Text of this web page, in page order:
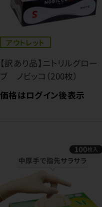
アウトレット
【訳あり品】ニトリルグロー
ブ ノビッコ（200枚）
価格はログイン後表示